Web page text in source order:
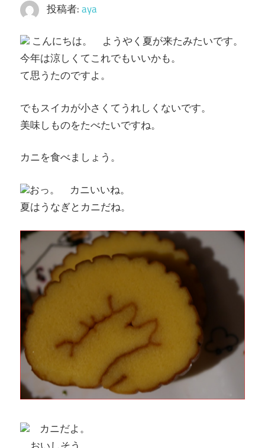
投稿者:aya
こんにちは。 ようやく夏が来たみたいです。
今年は涼しくてこれでもいいかも。
て思うたのですよ。
でもスイカが小さくてうれしくないです。
美味しものをたべたいですね。
カニを食べましょう。
おっ。 カニいいね。
夏はうなぎとカニだね。
カニだよ。